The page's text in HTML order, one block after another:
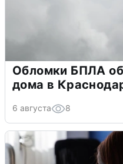
Обломки БПЛА
дома в
6 августа 8